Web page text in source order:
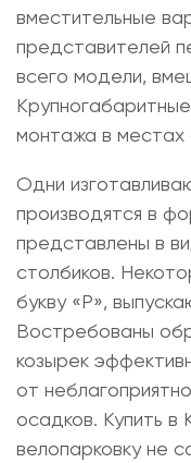
вместительные
представителей
всего модели,
монтажа в местах
Одни
производятся в
представлены в
столбиков.
букву «Р»,
Востребованы
козырек
от
осадков. Купить
велопарковкуне